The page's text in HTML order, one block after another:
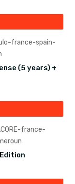
(5 years) +